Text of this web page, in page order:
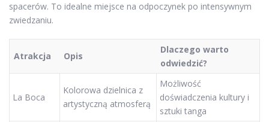
spacerów. To idealne miejsce na odpoczynek po intensywnym
zwiedzaniu.
Atrakcja Opis
Dlaczego warto
odwiedzić?
La Boca
Kolorowa dzielnica z
artystyczną atmosferą
Możliwość
doświadczenia kultury i
sztuki tanga